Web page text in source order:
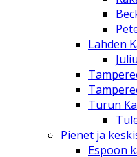
Lahden
Turun
Pienet ja
Espoon